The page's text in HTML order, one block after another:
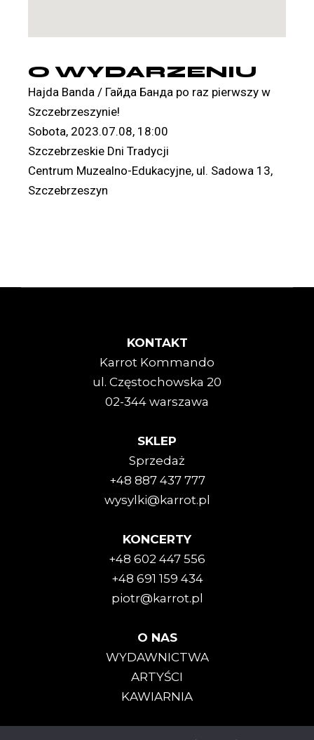
O WYDARZENIU
Hajda Banda / Гайда Банда po raz pierwszy w
Szczebrzeszynie!
Sobota, 2023.07.08, 18:00
Szczebrzeskie Dni Tradycji
Centrum Muzealno-Edukacyjne, ul. Sadowa 13,
Szczebrzeszyn
KONTAKT
Karrot Kommando
ul. Częstochowska 20
02-344 warszawa
SKLEP
Sprzedaż
+48 887 437 777
wysylki@karrot.pl
KONCERTY
+48 602 447 556
+48 691 159 434
piotr@karrot.pl
O NAS
WYDAWNICTWA
ARTYŚCI
KAWIARNIA